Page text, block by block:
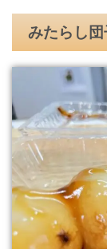
みたらし